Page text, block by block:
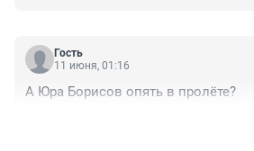
Гость
11 июня, 01:16
А Юра Борисов опять в пролёте?